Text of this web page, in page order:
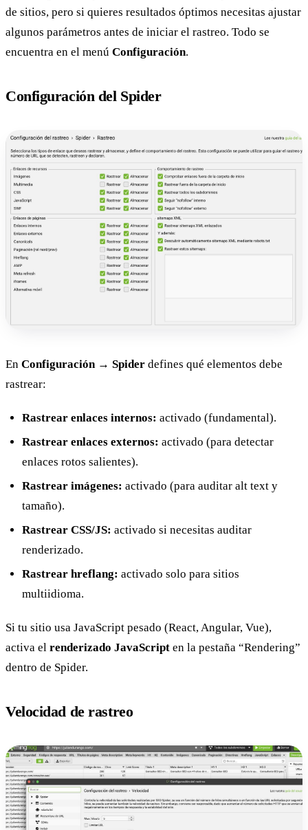
de sitios, pero si quieres resultados óptimos necesitas ajustar
algunos parámetros antes de iniciar el rastreo. Todo se
encuentra en el menú Configuración.
Configuración del Spider
En Configuración → Spider defines qué elementos debe
rastrear:
Rastrear enlaces internos: activado (fundamental).
Rastrear enlaces externos: activado (para detectar
enlaces rotos salientes).
Rastrear imágenes: activado (para auditar alt text y
tamaño).
Rastrear CSS/JS: activado si necesitas auditar
renderizado.
Rastrear hreflang: activado solo para sitios
multiidioma.
Si tu sitio usa JavaScript pesado (React, Angular, Vue),
activa el renderizado JavaScript en la pestaña “Rendering”
dentro de Spider.
Velocidad de rastreo